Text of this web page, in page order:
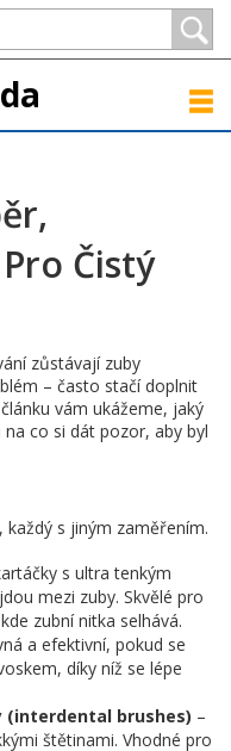
Čistý
zůstávají zuby
– často stačí doplnit
vám ukážeme, jaký
co si dát pozor, aby byl
s jiným zaměřením.
s ultra tenkým
mezi zuby. Skvělé pro
zubní nitka selhává.
a efektivní, pokud se
díky níž se lépe
(interdental brushes) –
štětinami. Vhodné pro